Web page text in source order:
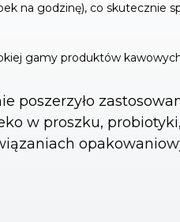
na godzinę), co skutecznie
gamy produktów
poszerzyło
w proszku,